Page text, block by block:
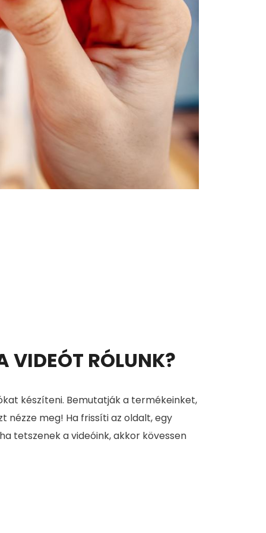
VIDEÓT RÓLUNK?
készíteni. Bemutatják a termékeinket,
nézze meg! Ha frissíti az oldalt, egy
tetszenek a videóink, akkor kövessen